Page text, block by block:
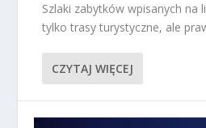
Szlaki zabytków wpisanych na
tylko trasy turystyczne, ale
CZYTAJ WIĘCEJ